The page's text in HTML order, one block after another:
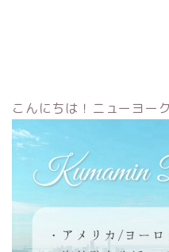
こんにちは！ニューヨー